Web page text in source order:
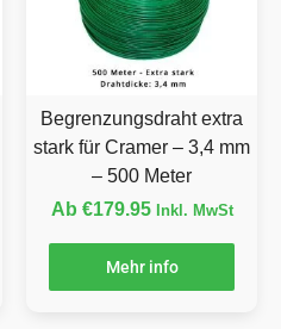
Begrenzungsdraht extra
stark für Cramer – 3,4 mm
– 500 Meter
Ab €179.95 Inkl. MwSt
Mehr info